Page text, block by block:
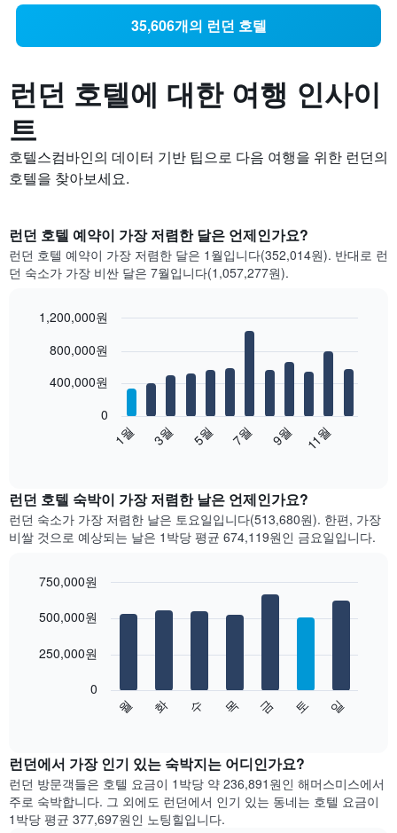
35,606개의 런던 호텔
런던 호텔에 대한 여행 인사이
트
호텔스컴바인의 데이터 기반 팁으로 다음 여행을 위한 런던의
호텔을 찾아보세요.
런던 호텔 예약이 가장 저렴한 달은 언제인가요?
런던 호텔 예약이 가장 저렴한 달은 1월입니다(352,014원). 반대로 런
던 숙소가 가장 비싼 달은 7월입니다(1,057,277원).
chart
는
월
별
객
평
요
을
트
에
는
월
graphic.
1월 3월 5월 7월 9월 11월
0
400,000원
800,000원
1,200,000원
런던 호텔 숙박이 가장 저렴한 날은 언제인가요?
런던 숙소가 가장 저렴한 날은 토요일입니다(513,680원). 한편, 가장
비쌀 것으로 예상되는 날은 1박당 평균 674,119원​인 금요일입니다.
chart
bars.
는
요
일
별
객
graphic.
월 화 수 목 금 토 일
0
250,000원
500,000원
750,000원
런던에서 가장 인기 있는 숙박지는 어디인가요?
런던 방문객들은 호텔 요금이 1박당 약 236,891원인 해머스미스에서
주로 숙박​합니다. ​그 ​외에도 런던에서 인기 있는 동네는 호텔 요금이
1박당 평균 377,697원인 노팅힐입니다.